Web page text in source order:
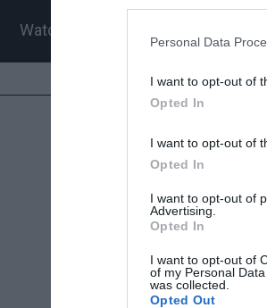
Personal Data
I want to opt-out of
Opted In
I want to opt-out of
Opted In
I want to opt-out of
Advertising.
Opted In
I want to opt-out of
of my Personal
was collected.
Opted Out